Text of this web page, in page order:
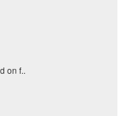
on f..